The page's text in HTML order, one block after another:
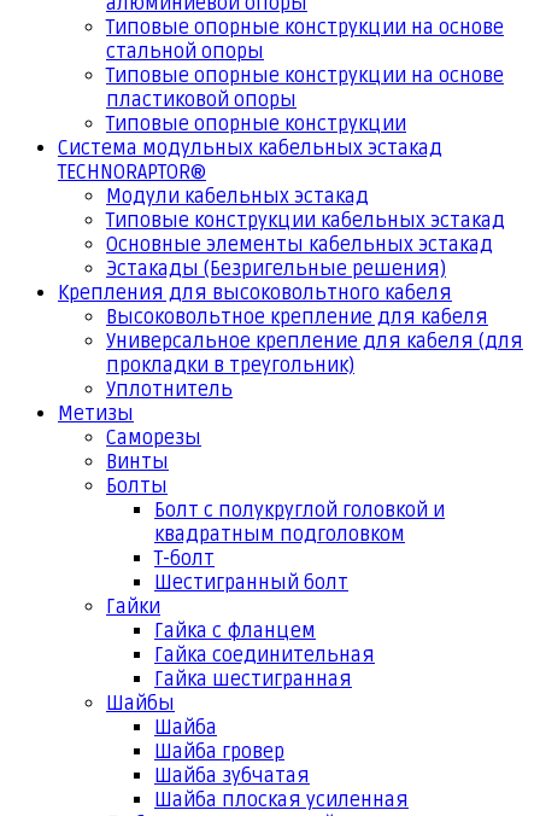
Типовые опорные конструкции на основе
стальной опоры
Типовые опорные конструкции на основе
пластиковой опоры
Типовые опорные конструкции
Система модульных кабельных эстакад
TECHNORAPTOR®
Модули кабельных эстакад
Типовые конструкции кабельных эстакад
Основные элементы кабельных эстакад
Эстакады (Безригельные решения)
Крепления для высоковольтного кабеля
Высоковольтное крепление для кабеля
Универсальное крепление для кабеля (для
прокладки в треугольник)
Уплотнитель
Метизы
Саморезы
Винты
Болты
Болт с полукруглой головкой и
квадратным подголовком
Т-болт
Шестигранный болт
Гайки
Гайка с фланцем
Гайка соединительная
Гайка шестигранная
Шайбы
Шайба
Шайба гровер
Шайба зубчатая
Шайба плоская усиленная